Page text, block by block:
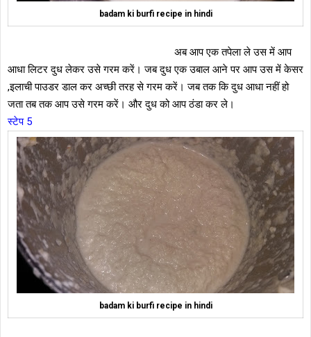
badam ki burfi recipe in hindi
अब आप एक तपेला ले उस में आप
आधा लिटर दुध लेकर उसे गरम करें। जब दुध एक उबाल आने पर आप उस में केसर
,इलाची पाउडर डाल कर अच्छी तरह से गरम करें। जब तक कि दुध आधा नहीं हो
जता तब तक आप उसे गरम करें। और दुध को आप ठंडा कर ले।
स्टेप 5
badam ki burfi recipe in hindi